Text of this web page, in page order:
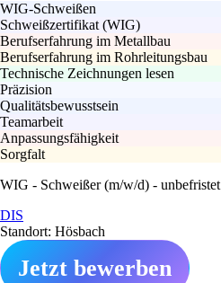
WIG-Schweißen
Schweißzertifikat (WIG)
Berufserfahrung im Metallbau
Berufserfahrung im Rohrleitungsbau
Technische Zeichnungen lesen
Präzision
Qualitätsbewusstsein
Teamarbeit
Anpassungsfähigkeit
Sorgfalt
WIG - Schweißer (m/w/d) - unbefristet
DIS
Standort: Hösbach
Jetzt bewerben